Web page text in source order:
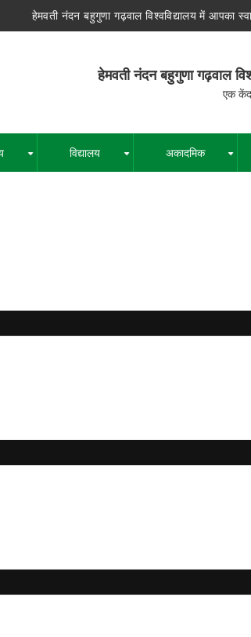
हेमवती नंदन बहुगुणा गढ़वाल विश्वविद्यालय में आपका
बहुगुणा गढ़वाल
विद्यालय अकादमिक